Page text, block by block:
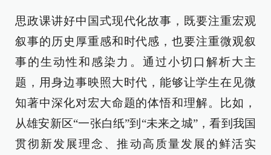
思政课讲好中国式现代化故事，既要注重宏观
叙事的历史厚重感和时代感，也要注重微观叙
事的生动性和感染力。通过小切口解析大主
题，用身边事映照大时代，能够让学生在见微
知著中深化对宏大命题的体悟和理解。比如，
从雄安新区“一张白纸”到“未来之城”，看到我国
贯彻新发展理念、推动高质量发展的鲜活实